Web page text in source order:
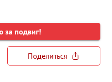
за подвиг!
Поделиться